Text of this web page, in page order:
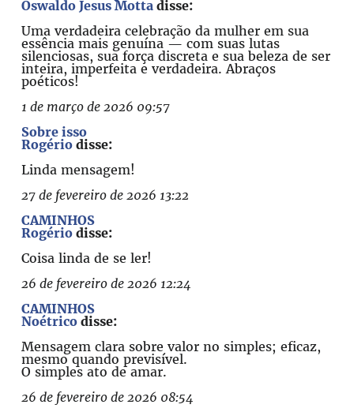
Oswaldo Jesus Motta disse:
Uma verdadeira celebração da mulher em sua
essência mais genuína — com suas lutas
silenciosas, sua força discreta e sua beleza de ser
inteira, imperfeita e verdadeira. Abraços
poéticos!
1 de março de 2026 09:57
Sobre isso
Rogério disse:
Linda mensagem!
27 de fevereiro de 2026 13:22
CAMINHOS
Rogério disse:
Coisa linda de se ler!
26 de fevereiro de 2026 12:24
CAMINHOS
Noétrico disse:
Mensagem clara sobre valor no simples; eficaz,
mesmo quando previsível.
O simples ato de amar.
26 de fevereiro de 2026 08:54